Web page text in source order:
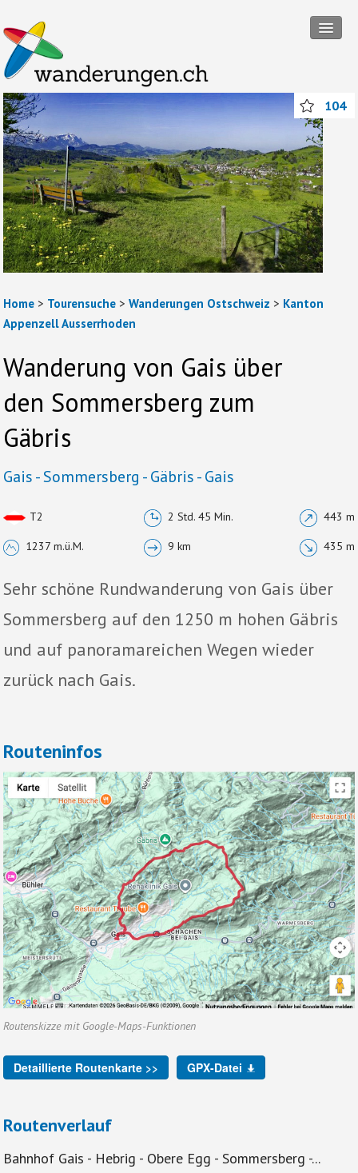
Tourensuche
Touren
Wanderregionen
Themenwanderungen
Rund ums Wandern
Mitmachen
Abos und Packages
Anmelden
104
Home > Tourensuche > Wanderungen Ostschweiz > Kanton
Appenzell Ausserrhoden
Wanderung von Gais über
den Sommersberg zum
Gäbris
Gais - Sommersberg - Gäbris - Gais
T2 2 Std. 45 Min. 443 m
1237 m.ü.M. 9 km 435 m
Sehr schöne Rundwanderung von Gais über
Sommersberg auf den 1250 m hohen Gäbris
und auf panoramareichen Wegen wieder
zurück nach Gais.
Routeninfos
Routenskizze mit Google-Maps-Funktionen
Detaillierte Routenkarte >> GPX-Datei
Routenverlauf
Bahnhof Gais - Hebrig - Obere Egg - Sommersberg -...